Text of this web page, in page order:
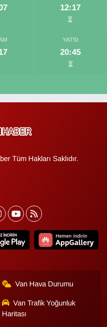
12:17
YATSI
20:45
Tüm Hakları Saklıdır.
Van Hava Durumu
Van Trafik Yoğunluk
Haritası